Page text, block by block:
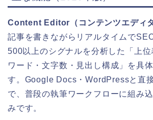
Content Editor（コンテンツエディタ
記事を書きながらリアルタイムで
500以上のシグナルを分析した「上
ワード・文字数・見出し構成」を具
す。Google Docs・WordPressと直
で、普段の執筆ワークフローに組み
みです。